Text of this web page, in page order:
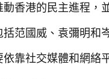
香港的民主進程，
范國威、袁彌明和
靠社交媒體和網絡